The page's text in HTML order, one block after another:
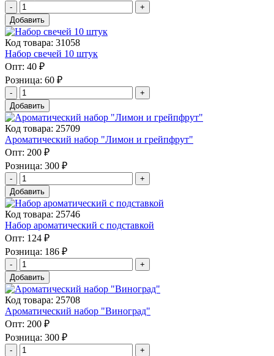
Добавить
Код товара: 31058
Набор свечей 10 штук
Опт: 40 ₽
Розница: 60 ₽
Добавить
Код товара: 25709
Ароматический набор "Лимон и грейпфрут"
Опт: 200 ₽
Розница: 300 ₽
Добавить
Код товара: 25746
Набор ароматический с подставкой
Опт: 124 ₽
Розница: 186 ₽
Добавить
Код товара: 25708
Ароматический набор "Виноград"
Опт: 200 ₽
Розница: 300 ₽